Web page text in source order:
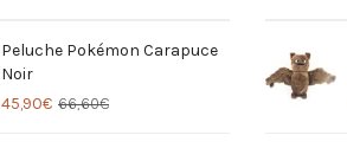
Peluche Pokémon Carapuce
Noir
66,60€
45,90€